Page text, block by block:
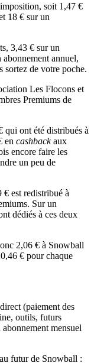
soit 1,47 €
18 € sur un
3,43 € sur un
annuel,
sortez de votre poche.
Les Flocons et
Premiums de
qui ont été distribués à
en cashbackaux
encore faire les
un peu de
€ est redistribué à
Sur un
dédiés à ces deux
2,06 € à Snowball
€ pour chaque
(paiement des
outils, futurs
mensuel
futur de Snowball :